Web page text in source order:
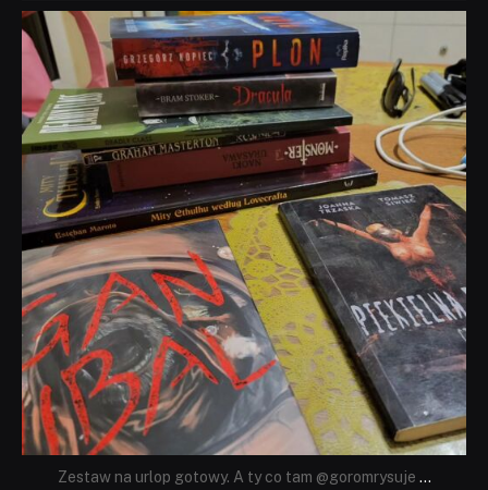
dobryhorror
Lip 31
Zestaw na urlop gotowy. A ty co tam @goromrysuje ...